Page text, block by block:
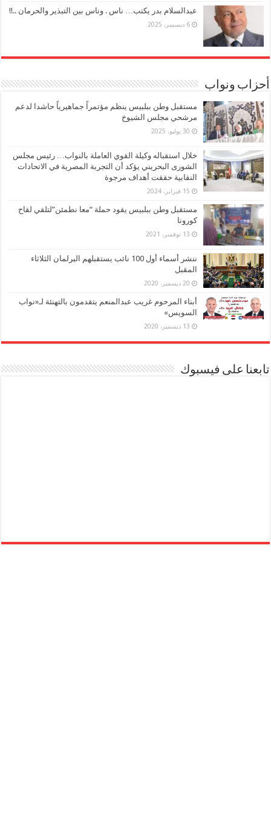
عبدالسلام بدر يكتب… ناس . وناس بين التبذير والحرمان ..!!
6 ديسمبر، 2025
أحزاب ونواب
مستقبل وطن ببلبيس ينظم مؤتمراً جماهيرياً حاشدا لدعم
مرشحي مجلس الشيوخ
30 يوليو، 2025
خلال استقباله وكيلة القوي العاملة بالنواب… رئيس مجلس
الشورى البحريني يؤكد أن التجربة المصرية في الاتحادات
النقابية حققت أهداف مرجوة
15 فبراير، 2024
مستقبل وطن ببلبيس يقود حملة “معا نطمئن”لتلقي لقاح
كورونا
13 نوفمبر، 2021
ننشر أسماء أول 100 نائب يستقبلهم البرلمان الثلاثاء
المقبل
20 ديسمبر، 2020
أبناء المرحوم غريب عبدالمنعم يتقدمون بالتهنئة لـ«نواب
السويس»
13 ديسمبر، 2020
تابعنا على فيسبوك